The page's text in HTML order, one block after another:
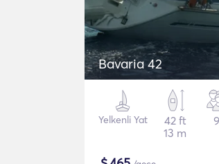
Bavaria 42
Yelkenli Yat
42 ft
13 m
9